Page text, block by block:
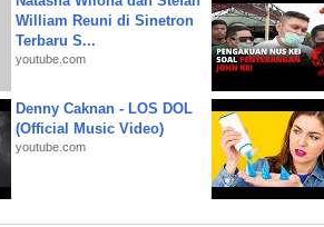
William Reuni di Sinetron
Terbaru S...
youtube.com
Denny Caknan - LOS DOL
(Official Music Video)
youtube.com